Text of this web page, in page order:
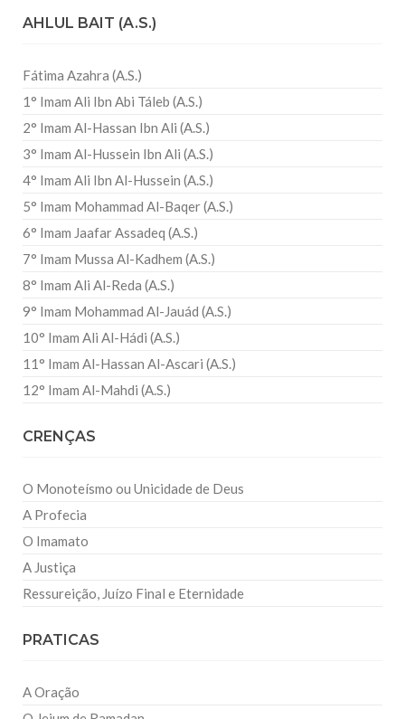
AHLUL BAIT (A.S.)
Fátima Azahra (A.S.)
1° Imam Ali Ibn Abi Táleb (A.S.)
2° Imam Al-Hassan Ibn Ali (A.S.)
3° Imam Al-Hussein Ibn Ali (A.S.)
4° Imam Ali Ibn Al-Hussein (A.S.)
5° Imam Mohammad Al-Baqer (A.S.)
6° Imam Jaafar Assadeq (A.S.)
7° Imam Mussa Al-Kadhem (A.S.)
8° Imam Ali Al-Reda (A.S.)
9° Imam Mohammad Al-Jauád (A.S.)
10° Imam Ali Al-Hádi (A.S.)
11° Imam Al-Hassan Al-Ascari (A.S.)
12° Imam Al-Mahdi (A.S.)
CRENÇAS
O Monoteísmo ou Unicidade de Deus
A Profecia
O Imamato
A Justiça
Ressureição, Juízo Final e Eternidade
PRATICAS
A Oração